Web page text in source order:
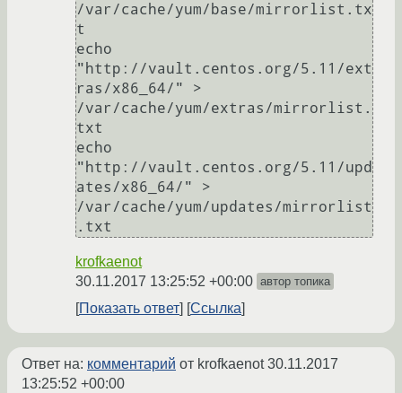
/var/cache/yum/base/mirrorlist.tx
t
echo
"http://vault.centos.org/5.11/ext
ras/x86_64/" >
/var/cache/yum/extras/mirrorlist.
txt
echo
"http://vault.centos.org/5.11/upd
ates/x86_64/" >
/var/cache/yum/updates/mirrorlist
.txt
krofkaenot
30.11.2017 13:25:52 +00:00 автор топика
Показать ответ Ссылка
Ответ на: комментарий от krofkaenot30.11.2017
13:25:52 +00:00